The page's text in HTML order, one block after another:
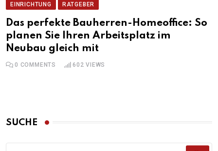
EINRICHTUNG RATGEBER
Das perfekte Bauherren-Homeoffice: So
planen Sie Ihren Arbeitsplatz im
Neubau gleich mit
0 COMMENTS 602 VIEWS
SUCHE